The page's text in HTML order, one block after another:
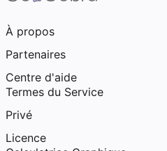
À propos
Partenaires
Centre d'aide
Termes du Service
Privé
Licence